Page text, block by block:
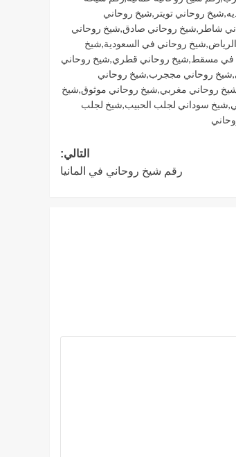
,شيخ روحاني تويتر ,شيخ روحاني
شاطر ,شيخ روحاني صادق,شيخ روحاني
,شيخ روحاني في السعودية,شيخ
في مسقط,شيخ روحاني قطري,شيخ روحاني
,شيخ روحاني مججرب,شيخ روحاني
روحاني مغربي,شيخ روحاني موثوق,شيخ
,شيخ سوداني لجلب الحبيب,شيخ لجلب
التالي:
رقم شيخ روحاني في المانيا